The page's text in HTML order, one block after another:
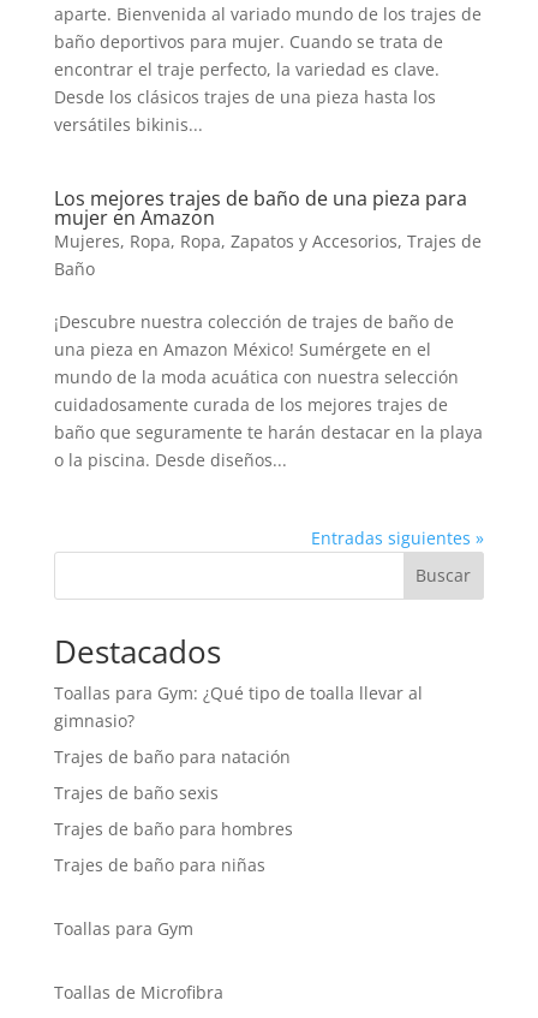
aparte. Bienvenida al variado mundo de los trajes de
baño deportivos para mujer. Cuando se trata de
encontrar el traje perfecto, la variedad es clave.
Desde los clásicos trajes de una pieza hasta los
versátiles bikinis...
Los mejores trajes de baño de una pieza para
mujer en Amazon
Mujeres, Ropa, Ropa, Zapatos y Accesorios, Trajes de
Baño
¡Descubre nuestra colección de trajes de baño de
una pieza en Amazon México! Sumérgete en el
mundo de la moda acuática con nuestra selección
cuidadosamente curada de los mejores trajes de
baño que seguramente te harán destacar en la playa
o la piscina. Desde diseños...
Entradas siguientes »
Buscar
Destacados
Toallas para Gym: ¿Qué tipo de toalla llevar al
gimnasio?
Trajes de baño para natación
Trajes de baño sexis
Trajes de baño para hombres
Trajes de baño para niñas
Toallas para Gym
Toallas de Microfibra